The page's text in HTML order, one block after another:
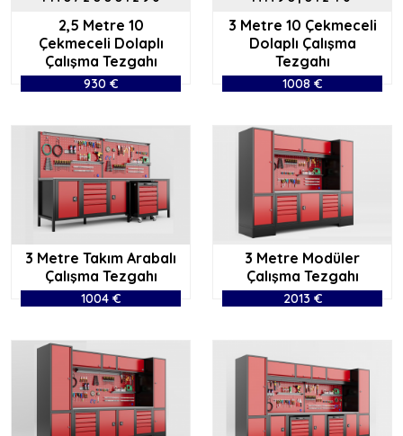
2,5 Metre 10
Çekmeceli Dolaplı
Çalışma Tezgahı
930 €
3 Metre 10 Çekmeceli
Dolaplı Çalışma
Tezgahı
1008 €
3 Metre Takım Arabalı
Çalışma Tezgahı
1004 €
3 Metre Modüler
Çalışma Tezgahı
2013 €